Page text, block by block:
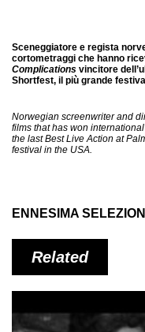
Sceneggiatore e regista
cortometraggi che hanno
Complications vincitore
Shortfest, il più grande
Norwegian screenwriter and
films that has won
the last Best Live Action at
festival in the USA.
ENNESIMA
Related